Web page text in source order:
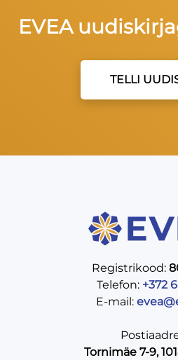
EVEA
TELLI
Registrikood:
Telefon: +372
E-mail:
Tornimäe 7-9,